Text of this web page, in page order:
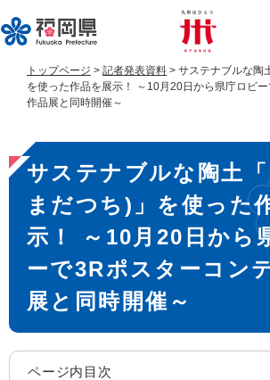
ー
ジ
。
ニ
ュ
て
本
トップページ > 記者発表資料 > サステナブルな陶
を使った作品を展示！ ～10月20日から県庁ロビ
作品展と同時開催～
本
文
サステナブルな陶土
まだつち)」を使った
示！ ～10月20日から
ーで3Rポスターコン
展と同時開催～
ページ内目次